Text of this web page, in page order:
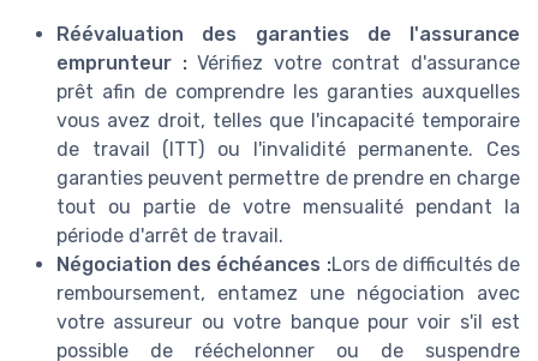
Réévaluation des garanties de l'assurance
emprunteur :Vérifiez votre contrat d'assurance
prêt afin de comprendre les garanties auxquelles
vous avez droit, telles que l'incapacité temporaire
de travail (ITT) ou l'invalidité permanente. Ces
garanties peuvent permettre de prendre en charge
tout ou partie de votre mensualité pendant la
période d'arrêt de travail.
Négociation des échéances :Lors de difficultés de
remboursement, entamez une négociation avec
votre assureur ou votre banque pour voir s'il est
possible de rééchelonner ou de suspendre